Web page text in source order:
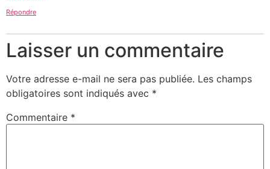
Répondre
Laisser un commentaire
Votre adresse e-mail ne sera pas publiée. Les champs
obligatoires sont indiqués avec *
Commentaire *